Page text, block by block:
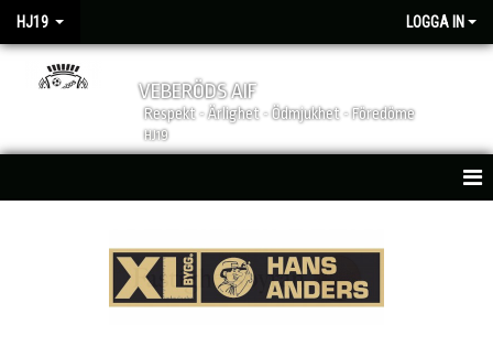
HJ19 LOGGA IN
VEBERÖDS AIF
Respekt - Ärlighet - Ödmjukhet - Föredöme
HJ19